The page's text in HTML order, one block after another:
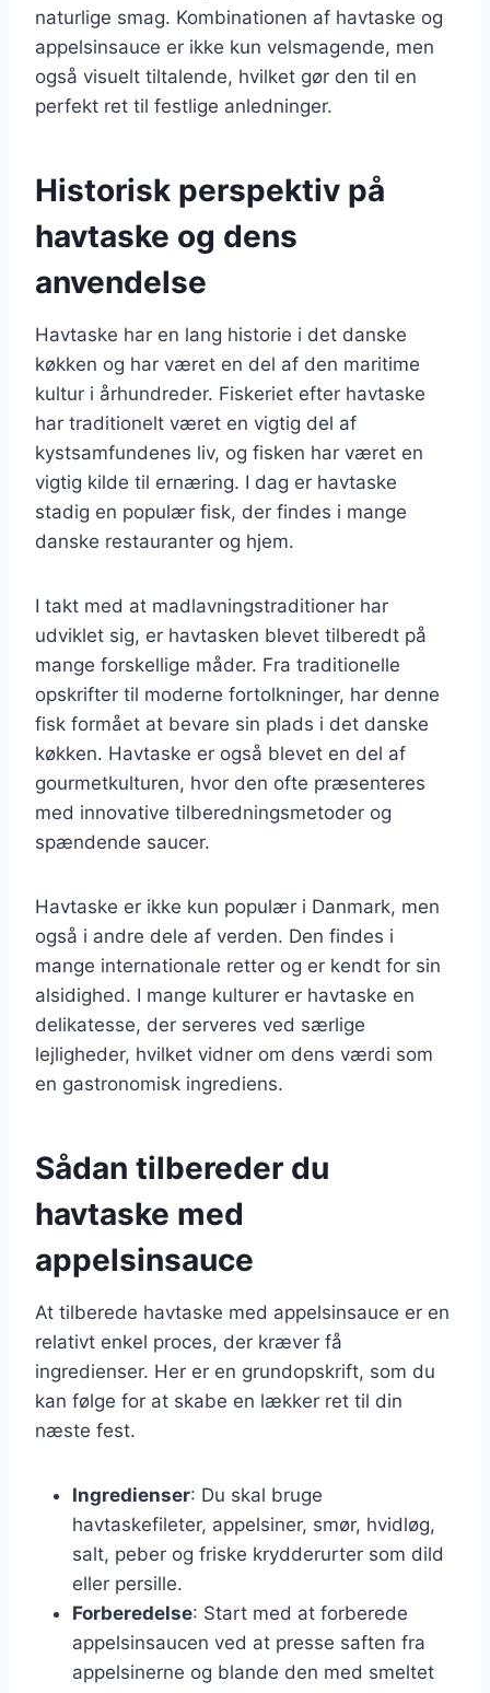
naturlige smag. Kombinationen af havtaske og
appelsinsauce er ikke kun velsmagende, men
også visuelt tiltalende, hvilket gør den til en
perfekt ret til festlige anledninger.
Historisk perspektiv på
havtaske og dens
anvendelse
Havtaske har en lang historie i det danske
køkken og har været en del af den maritime
kultur i århundreder. Fiskeriet efter havtaske
har traditionelt været en vigtig del af
kystsamfundenes liv, og fisken har været en
vigtig kilde til ernæring. I dag er havtaske
stadig en populær fisk, der findes i mange
danske restauranter og hjem.
I takt med at madlavningstraditioner har
udviklet sig, er havtasken blevet tilberedt på
mange forskellige måder. Fra traditionelle
opskrifter til moderne fortolkninger, har denne
fisk formået at bevare sin plads i det danske
køkken. Havtaske er også blevet en del af
gourmetkulturen, hvor den ofte præsenteres
med innovative tilberedningsmetoder og
spændende saucer.
Havtaske er ikke kun populær i Danmark, men
også i andre dele af verden. Den findes i
mange internationale retter og er kendt for sin
alsidighed. I mange kulturer er havtaske en
delikatesse, der serveres ved særlige
lejligheder, hvilket vidner om dens værdi som
en gastronomisk ingrediens.
Sådan tilbereder du
havtaske med
appelsinsauce
At tilberede havtaske med appelsinsauce er en
relativt enkel proces, der kræver få
ingredienser. Her er en grundopskrift, som du
kan følge for at skabe en lækker ret til din
næste fest.
Ingredienser: Du skal bruge
havtaskefileter, appelsiner, smør, hvidløg,
salt, peber og friske krydderurter som dild
eller persille.
Forberedelse: Start med at forberede
appelsinsaucen ved at presse saften fra
appelsinerne og blande den med smeltet